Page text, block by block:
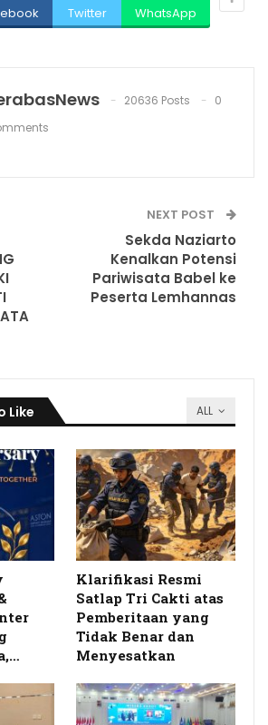
Twitter WhatsApp
20636 Posts
0
NEXT POST
Sekda Naziarto
Kenalkan Potensi
Pariwisata Babel ke
Peserta Lemhannas
ALL
Like
Klarifikasi Resmi
Satlap Tri Cakti atas
Pemberitaan yang
Tidak Benar dan
Menyesatkan